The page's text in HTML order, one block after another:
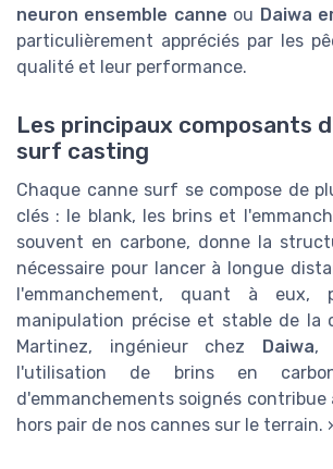
neuron ensemble canne ou Daiwa
particulièrement appréciés par les
qualité et leur performance.
Les principaux composants
surf casting
Chaque canne surf se compose de
clés : le blank, les brins et
souvent en carbone, donne la
nécessaire pour lancer à longue
l'emmanchement, quant à eux,
manipulation précise et stable de la
Martinez, ingénieur chez Daiwa,
l'utilisation de brins en
d'emmanchements soignés contribue
hors pair de nos cannes sur le terrain.